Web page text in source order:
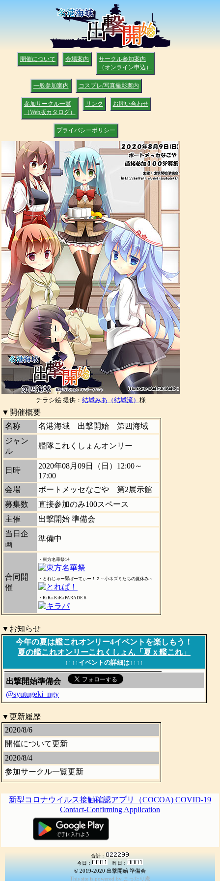
開催について 会場案内
サークル参加案内
（オンライン申込）
一般参加案内 コスプレ/写真撮影案内
参加サークル一覧
（Web版カタログ）
リンク お問い合わせ
プライバシーポリシー
チラシ絵 提供： 結城みあ（結城流） 様
▼開催概要
名称
名港海域 出撃開始 第四海域
ジャン
ル
艦隊これくしょんオンリー
日時
2020年08月09日（日）12:00～
17:00
会場
ポートメッセなごや 第2展示館
募集数
直接参加のみ100スペース
主催
出撃開始 準備会
当日企
画
準備中
合同開
催
・東方名華祭14
・とれじゃー🐭ぱーてぃー！２～小ネズミたちの夏休み～
・KiRa-KiRa PARADE 6
▼お知らせ
今年の夏は艦これオンリー4イベントを楽しもう！
夏の艦これオンリーこれくしょん「夏ｘ艦これ」
↑↑↑↑イベントの詳細は↑↑↑↑
出撃開始準備会
@syutugeki_ngy
▼更新履歴
2020/8/6
開催について更新
2020/8/4
参加サークル一覧更新
新型コロナウイルス接触確認アプリ（COCOA) COVID-19
Contact-Confirming Application
合計：
今日：
昨日：
© 2019-2020 出撃開始 準備会
This site is powered by まったり庵